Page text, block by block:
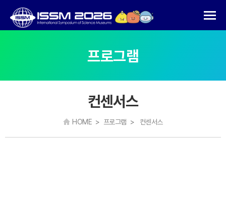
프로그램
컨센서스
HOME > 프로그램 > 컨센서스